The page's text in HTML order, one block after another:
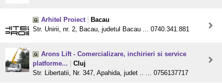
Arhitel Proiect
Bacau
Str. Unirii, nr. 2, Bacau, judetul Bacau ... 0740.341.881
Arons Lift - Comercializare, inchirieri si service
platforme...
Cluj
Str. Libertatii, Nr. 347, Apahida, judet .. ... 0756137717